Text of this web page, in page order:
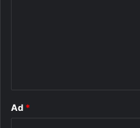
Ad *